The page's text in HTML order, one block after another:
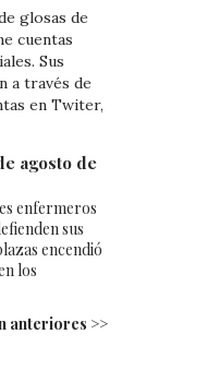
glosas de
cuentas
Sus
a través de
en Twiter,
agosto de
enfermeros
sus
encendió
los
anteriores >>